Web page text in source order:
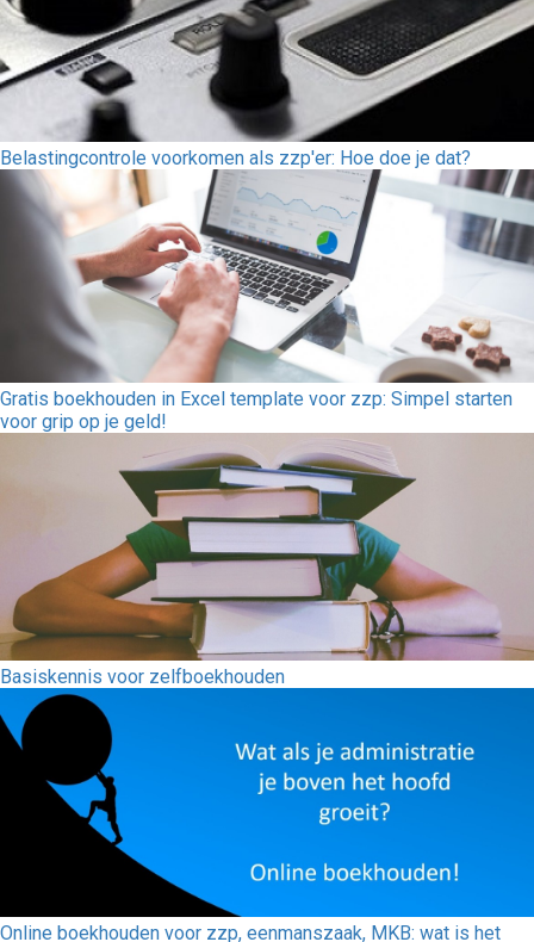
Belastingcontrole voorkomen als zzp'er: Hoe doe je dat?
Gratis boekhouden in Excel template voor zzp: Simpel starten
voor grip op je geld!
Basiskennis voor zelfboekhouden
Online boekhouden voor zzp, eenmanszaak, MKB: wat is het